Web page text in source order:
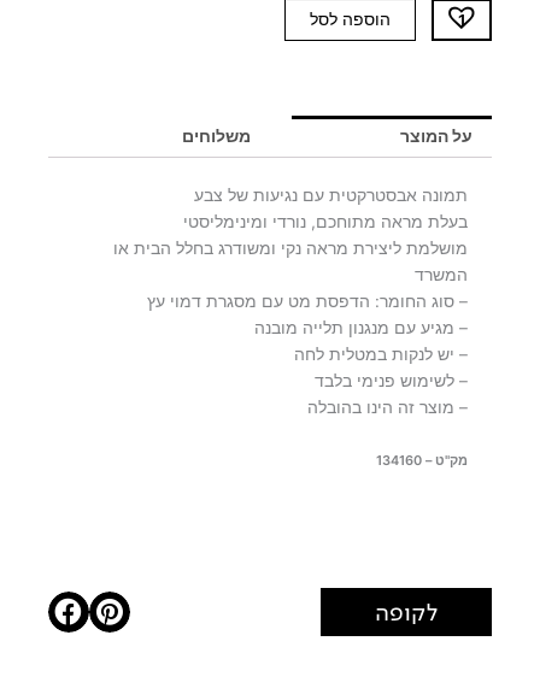
כמות
של
הוספה לסל
על המוצר משלוחים
תמונה אבסטרקטית עם נגיעות של צבע
בעלת מראה מתוחכם, נורדי ומינימליסטי
מושלמת ליצירת מראה נקי ומשודרג בחלל הבית או
המשרד
– סוג החומר: הדפסת מט עם מסגרת דמוי עץ
– מגיע עם מנגנון תלייה מובנה
– יש לנקות במטלית לחה
– לשימוש פנימי בלבד
– מוצר זה הינו בהובלה
מק"ט – 134160
לקופה